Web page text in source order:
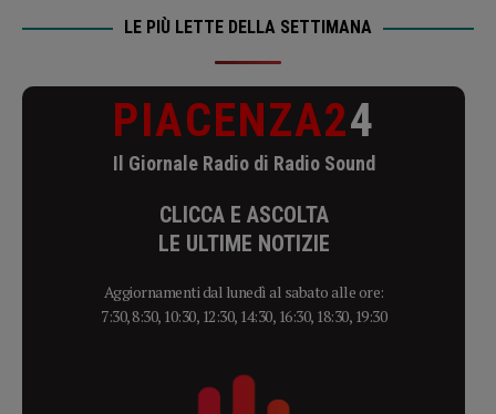
LE PIÙ LETTE DELLA SETTIMANA
PIACENZA24
Il Giornale Radio di Radio Sound
CLICCA E ASCOLTA
LE ULTIME NOTIZIE
Aggiornamenti dal lunedì al sabato alle ore:
7:30, 8:30, 10:30, 12:30, 14:30, 16:30, 18:30, 19:30